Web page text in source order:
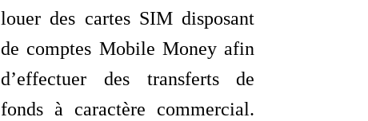
louer des cartes SIM disposant
de comptes Mobile Money afin
d’effectuer des transferts de
fonds à caractère commercial.